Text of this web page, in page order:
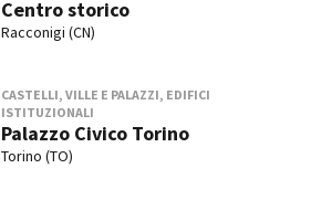
Centro storico
Racconigi (CN)
CASTELLI, VILLE E PALAZZI, EDIFICI
ISTITUZIONALI
Palazzo Civico Torino
Torino (TO)